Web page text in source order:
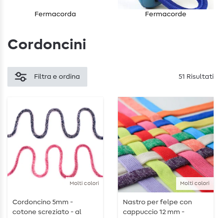
Fermacorda Fermacorde
Cordoncini
Filtra e ordina 51 Risultati
Molti colori
Cordoncino 5mm -
cotone screziato - al
Molti colori
Nastro per felpe con
cappuccio 12 mm -